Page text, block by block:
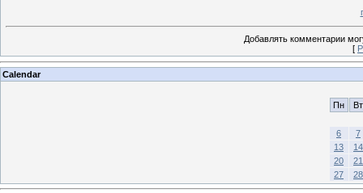
Добавлять комментарии
[
Calendar
Пн Вт
6
7
13
14
20
21
27
28